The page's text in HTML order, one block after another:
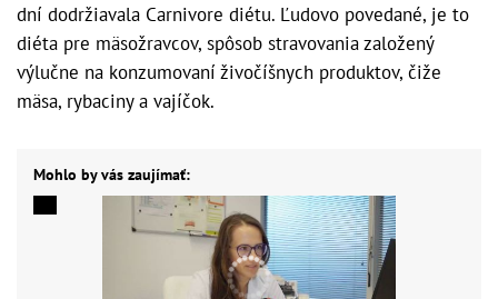
dní dodržiavala Carnivore diétu. Ľudovo povedané, je to
diéta pre mäsožravcov, spôsob stravovania založený
výlučne na konzumovaní živočíšnych produktov, čiže
mäsa, rybaciny a vajíčok.
Mohlo by vás zaujímať: